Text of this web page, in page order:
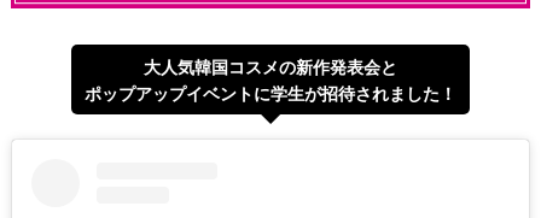
大人気韓国コスメの新作発表会と
ポップアップイベントに学生が招待されました！